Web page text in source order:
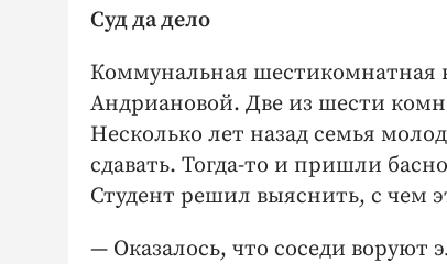
Суд да дело
Коммунальная шестикомнатная
Андриановой. Две из шести
Несколько лет назад семья
сдавать. Тогда-то и пришли
Студент решил выяснить, с чем
— Оказалось, что соседи воруют